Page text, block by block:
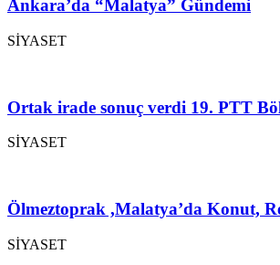
Ankara’da “Malatya” Gündemi
SİYASET
Ortak irade sonuç verdi 19. PTT
SİYASET
Ölmeztoprak ,Malatya’da Konut,
SİYASET